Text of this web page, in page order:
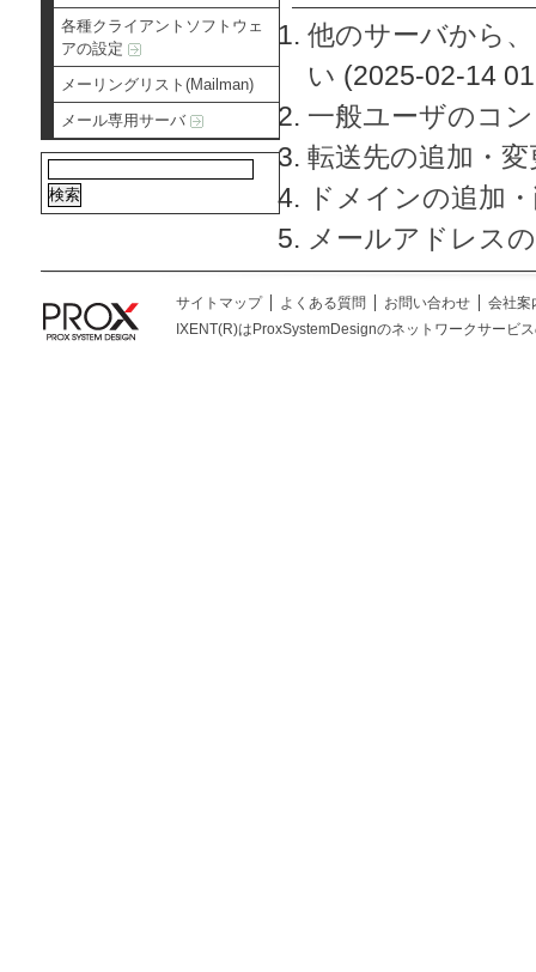
各種クライアントソフトウェ
アの設定
メーリングリスト(Mailman)
メール専用サーバ
他のサーバから
い (2025-02-14
一般ユーザのコ
転送先の追加・
ドメインの追加
メールアドレス
サイトマップ よくある質問 お問い合わせ
会社案
IXENT(R)はProxSystemDesignのネットワークサービ